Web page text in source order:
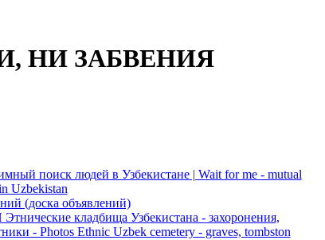
НИ ЗАБВЕНИЯ
поиск людей в Узбекистане | Wait for me - mutual
Uzbekistan
(доска объявлений)
кладбища Узбекистана - захоронения,
- Photos Ethnic Uzbek cemetery - graves, tombston